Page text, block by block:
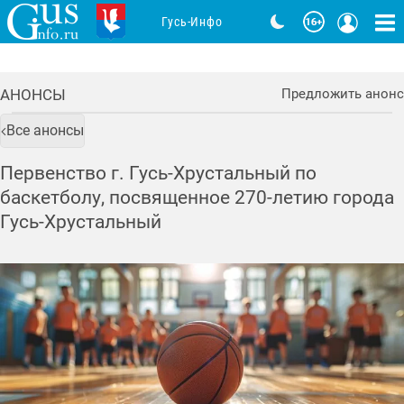
АНОНСЫ Предложить анонс
Все анонсы
Первенство г. Гусь-Хрустальный по
баскетболу, посвященное 270-летию города
Гусь-Хрустальный
Гусь-Инфо